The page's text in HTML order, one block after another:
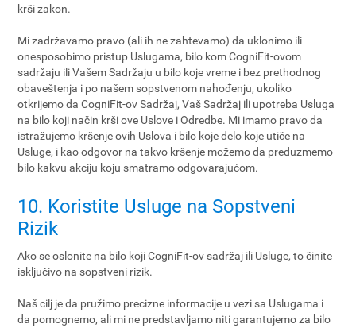
krši zakon.
Mi zadržavamo pravo (ali ih ne zahtevamo) da uklonimo ili
onesposobimo pristup Uslugama, bilo kom CogniFit-ovom
sadržaju ili Vašem Sadržaju u bilo koje vreme i bez prethodnog
obaveštenja i po našem sopstvenom nahođenju, ukoliko
otkrijemo da CogniFit-ov Sadržaj, Vaš Sadržaj ili upotreba Usluga
na bilo koji način krši ove Uslove i Odredbe. Mi imamo pravo da
istražujemo kršenje ovih Uslova i bilo koje delo koje utiče na
Usluge, i kao odgovor na takvo kršenje možemo da preduzmemo
bilo kakvu akciju koju smatramo odgovarajućom.
10. Koristite Usluge na Sopstveni
Rizik
Ako se oslonite na bilo koji CogniFit-ov sadržaj ili Usluge, to činite
isključivo na sopstveni rizik.
Naš cilj je da pružimo precizne informacije u vezi sa Uslugama i
da pomognemo, ali mi ne predstavljamo niti garantujemo za bilo